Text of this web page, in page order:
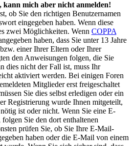
mich aber nicht anmelden!
ob Sie den richtigen Benutzernamen
eingegeben haben. Wenn diese
zwei Möglichkeiten. Wenn COPPA
haben, dass Sie unter 13 Jahre
einer Ihrer Eltern oder Ihrer
den Anweisungen folgen, die Sie
dies nicht der Fall ist, muss Ihr
aktiviert werden. Bei einigen Foren
Mitglieder erst freigeschaltet
Sie dies selbst erledigen oder ein
Registrierung wurde Ihnen mitgeteilt,
ist oder nicht. Wenn Sie eine E-
Sie den dort enthaltenen
prüfen Sie, ob Sie Ihre E-Mail-
haben oder die E-Mail von einem